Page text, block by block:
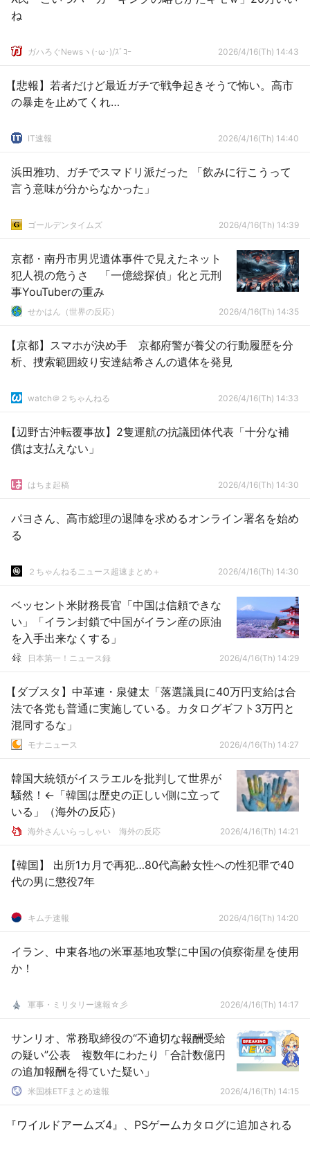
ね
ガハろぐNewsヽ(･ω･)/ｽﾞｺｰ 2026/4/16(Th) 14:43
【悲報】若者だけど最近ガチで戦争起きそうで怖い。高市
の暴走を止めてくれ…
IT速報 2026/4/16(Th) 14:40
浜田雅功、ガチでスマドリ派だった 「飲みに行こうって
言う意味が分からなかった」
ゴールデンタイムズ 2026/4/16(Th) 14:39
京都・南丹市男児遺体事件で見えたネット
犯人視の危うさ 「一億総探偵」化と元刑
事YouTuberの重み
せかはん（世界の反応） 2026/4/16(Th) 14:35
【京都】スマホが決め手 京都府警が養父の行動履歴を分
析、捜索範囲絞り安達結希さんの遺体を発見
watch＠２ちゃんねる 2026/4/16(Th) 14:33
【辺野古沖転覆事故】2隻運航の抗議団体代表「十分な補
償は支払えない」
はちま起稿 2026/4/16(Th) 14:30
パヨさん、高市総理の退陣を求めるオンライン署名を始め
る
２ちゃんねるニュース超速まとめ＋ 2026/4/16(Th) 14:30
ベッセント米財務長官「中国は信頼できな
い」「イラン封鎖で中国がイラン産の原油
を入手出来なくする」
日本第一！ニュース録 2026/4/16(Th) 14:29
【ダブスタ】中革連・泉健太「落選議員に40万円支給は合
法で各党も普通に実施している。カタログギフト3万円と
混同するな」
モナニュース 2026/4/16(Th) 14:27
韓国大統領がイスラエルを批判して世界が
騒然！←「韓国は歴史の正しい側に立って
いる」（海外の反応）
海外さんいらっしゃい 海外の反応 2026/4/16(Th) 14:21
【韓国】 出所1カ月で再犯…80代高齢女性への性犯罪で40
代の男に懲役7年
キムチ速報 2026/4/16(Th) 14:20
イラン、中東各地の米軍基地攻撃に中国の偵察衛星を使用
か！
軍事・ミリタリー速報☆彡 2026/4/16(Th) 14:17
サンリオ、常務取締役の“不適切な報酬受給
の疑い”公表 複数年にわたり「合計数億円
の追加報酬を得ていた疑い」
米国株ETFまとめ速報 2026/4/16(Th) 14:15
『ワイルドアームズ4』、PSゲームカタログに追加される